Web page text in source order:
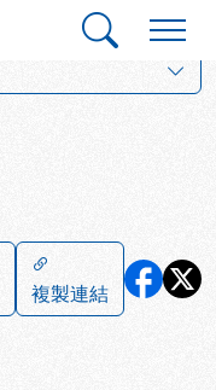
複製連結